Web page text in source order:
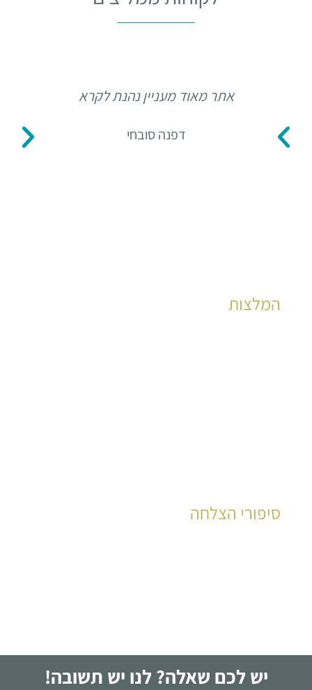
אתר מאוד מעניין נהנת לקרא
דפנה סובחי
המלצות
סיפורי הצלחה
יש לכם שאלה? לנו יש תשובה!